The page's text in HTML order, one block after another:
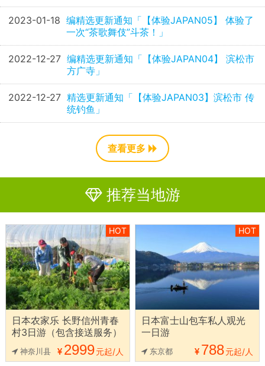
2023-01-18 编精选更新通知「【体验JAPAN05】 体验了
一次“茶歌舞伎”斗茶！」
2022-12-27 编精选更新通知「【体验JAPAN04】 滨松市
方广寺」
2022-12-27 精选更新通知「【体验JAPAN03】滨松市 传
统钓鱼」
查看更多
推荐当地游
HOT
日本农家乐 长野信州青春
村3日游（包含接送服务）
神奈川县 2999元起/人
HOT
日本富士山包车私人观光
一日游
东京都 788元起/人